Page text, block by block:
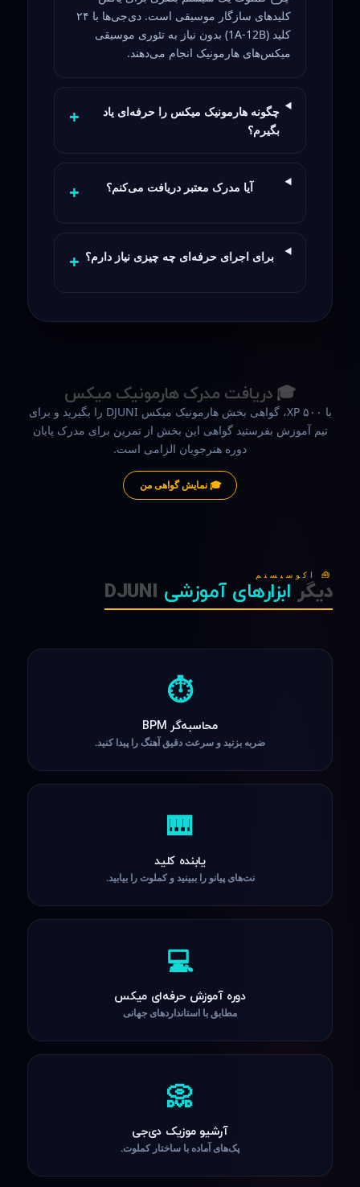
کلیدهای سازگار موسیقی است. دی‌جی‌ها با ۲۴
کلید (1A-12B) بدون نیاز به تئوری موسیقی
میکس‌های هارمونیک انجام می‌دهند.
چگونه هارمونیک میکس را حرفه‌ای یاد
بگیرم؟
آیا مدرک معتبر دریافت می‌کنم؟
برای اجرای حرفه‌ای چه چیزی نیاز دارم؟
🎓 دریافت مدرک هارمونیک میکس
با ۵۰۰ XP، گواهی بخش هارمونیک میکس DJUNI را بگیرید و برای
تیم آموزش بفرستید گواهی این بخش از تمرین برای مدرک پایان
دوره هنرجویان الزامی است.
🎓 نمایش گواهی من
🧰 اکوسیستم
دیگر ابزارهای آموزشی
⏱️
محاسبه‌گر BPM
ضربه بزنید و سرعت دقیق آهنگ را پیدا کنید.
🎹
یابنده کلید
نت‌های پیانو را ببینید و کملوت را بیابید.
💻
دوره آموزش حرفه‌ای میکس
مطابق با استانداردهای جهانی
📀
آرشیو موزیک دی‌جی
پک‌های آماده با ساختار کملوت.